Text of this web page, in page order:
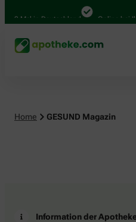
Mal in Deutschland Online bei
Home GESUND Magazin
Information der